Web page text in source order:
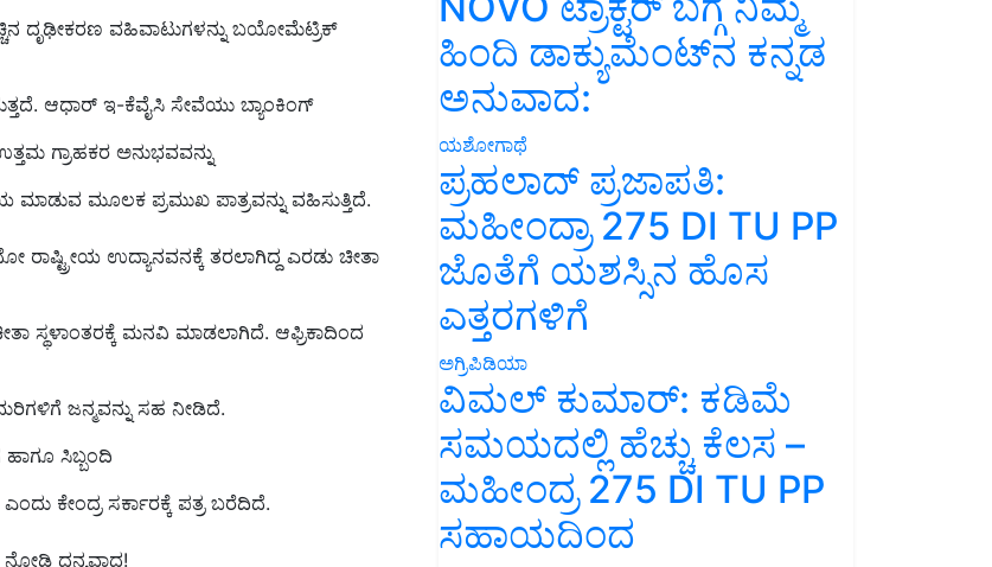
ಗ್ರಾಹಕರ ಅನುಭವವನ್ನು
ಮೂಲಕ ಪ್ರಮುಖ ಪಾತ್ರವನ್ನು ವಹಿಸುತ್ತಿದೆ.
ಸಿಬ್ಬಂದಿ
ಕೇಂದ್ರ ಸರ್ಕಾರಕ್ಕೆ ಪತ್ರ ಬರೆದಿದೆ.
ನೋಡಿ ಧನ್ಯವಾದ!
ಹಿಂದಿ ಡಾಕ್ಯುಮೆಂಟ್‌ನ ಕನ್ನಡ
ಅನುವಾದ:
ಯಶೋಗಾಥೆ
ಪ್ರಹಲಾದ್ ಪ್ರಜಾಪತಿ:
ಮಹೀಂದ್ರಾ 275 DI TU PP
ಜೊತೆಗೆ ಯಶಸ್ಸಿನ ಹೊಸ
ಎತ್ತರಗಳಿಗೆ
ಅಗ್ರಿಪಿಡಿಯಾ
ವಿಮಲ್ ಕುಮಾರ್: ಕಡಿಮೆ
ಸಮಯದಲ್ಲಿ ಹೆಚ್ಚು ಕೆಲಸ –
ಮಹೀಂದ್ರ 275 DI TU PP
ಸಹಾಯದಿಂದ